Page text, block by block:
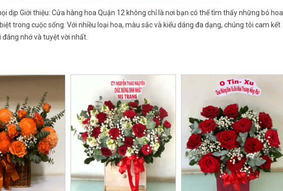
dịp Giới thiệu: Cửa hàng hoa Quận 12 không chỉ là nơi bạn có thể tìm thấy những bó hoa
trong cuộc sống. Với nhiều loại hoa, màu sắc và kiểu dáng đa dạng, chúng tôi cam kết
nhớ và tuyệt vời nhất.